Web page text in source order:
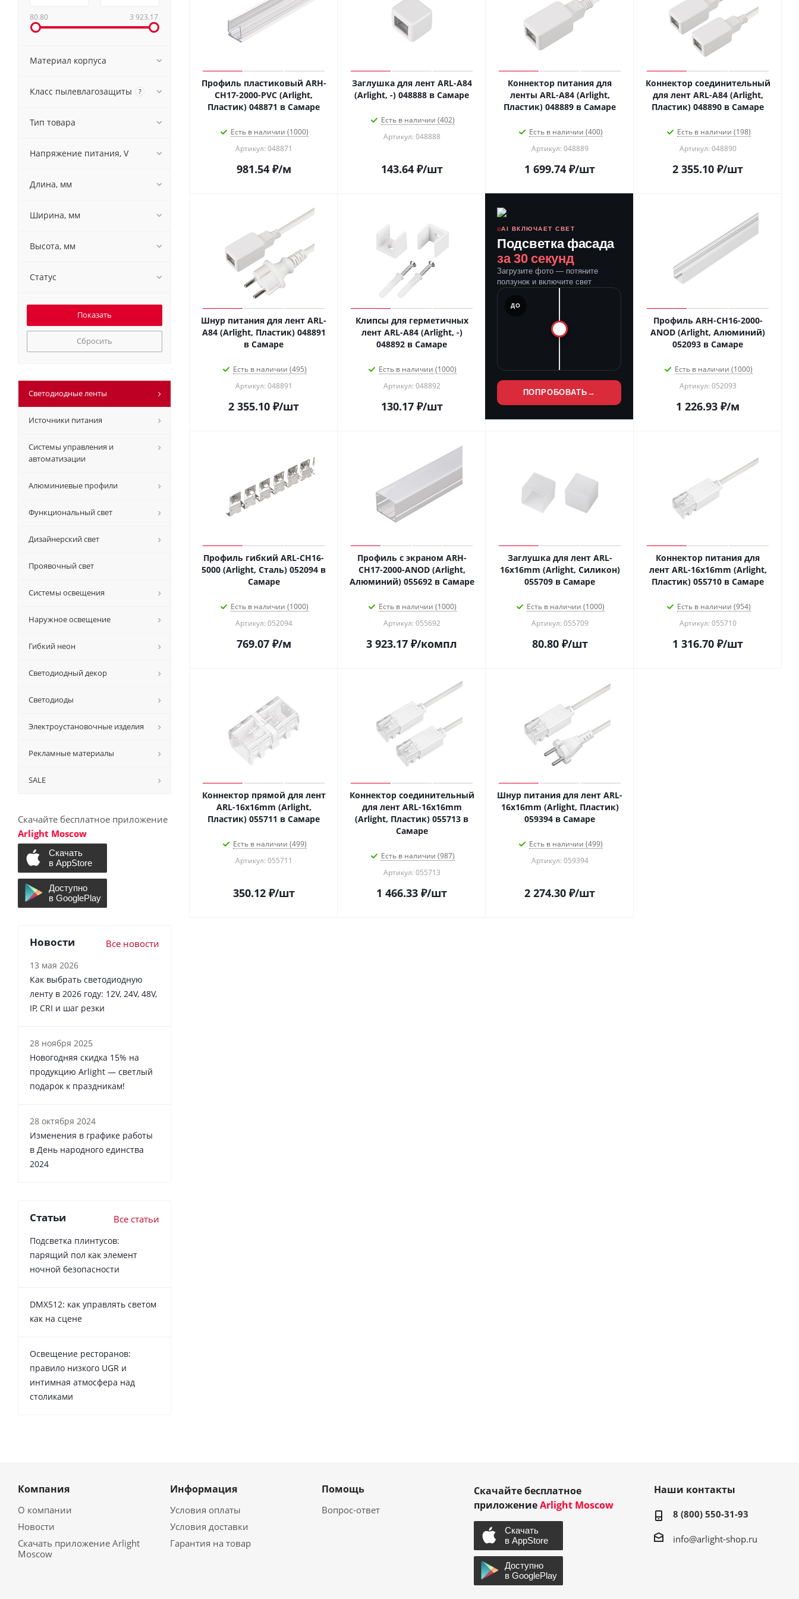
Профиль пластиковый ARH-
CH17-2000-PVC (Arlight,
Пластик) 048871 в Самаре
Есть в наличии (1000)
Артикул: 048871
981.54₽/м
Заглушка для лент ARL-A84
(Arlight, -) 048888 в Самаре
Есть в наличии (402)
Артикул: 048888
143.64₽/шт
Коннектор питания для
ленты ARL-A84 (Arlight,
Пластик) 048889 в Самаре
Есть в наличии (400)
Артикул: 048889
1 699.74 ₽/шт
Коннектор соединительный
для лент ARL-A84 (Arlight,
Пластик) 048890 в Самаре
Есть в наличии (198)
Артикул: 048890
2 355.10 ₽/шт
Шнур питания для лент ARL-
A84 (Arlight, Пластик) 048891
в Самаре
Есть в наличии (495)
Артикул: 048891
2 355.10 ₽/шт
Клипсы для герметичных
лент ARL-A84 (Arlight, -)
048892 в Самаре
Есть в наличии (1000)
Артикул: 048892
130.17₽/шт
AI ВКЛЮЧАЕТ СВЕТ
Подсветка фасада
за 30 секунд
Загрузите фото — потяните
ползунок и включите свет
ДО
ПОПРОБОВАТЬ →
Профиль ARH-CH16-2000-
ANOD (Arlight, Алюминий)
052093 в Самаре
Есть в наличии (1000)
Артикул: 052093
1 226.93 ₽/м
Профиль гибкий ARL-CH16-
5000 (Arlight, Сталь) 052094 в
Самаре
Есть в наличии (1000)
Артикул: 052094
769.07₽/м
Профиль с экраном ARH-
CH17-2000-ANOD (Arlight,
Алюминий) 055692 в Самаре
Есть в наличии (1000)
Артикул: 055692
3 923.17 ₽/компл
Заглушка для лент ARL-
16x16mm (Arlight, Силикон)
055709 в Самаре
Есть в наличии (1000)
Артикул: 055709
80.80₽/шт
Коннектор питания для
лент ARL-16x16mm (Arlight,
Пластик) 055710 в Самаре
Есть в наличии (954)
Артикул: 055710
1 316.70 ₽/шт
Коннектор прямой для лент
ARL-16x16mm (Arlight,
Пластик) 055711 в Самаре
Есть в наличии (499)
Артикул: 055711
350.12₽/шт
Коннектор соединительный
для лент ARL-16x16mm
(Arlight, Пластик) 055713 в
Самаре
Есть в наличии (987)
Артикул: 055713
1 466.33 ₽/шт
Шнур питания для лент ARL-
16x16mm (Arlight, Пластик)
059394 в Самаре
Есть в наличии (499)
Артикул: 059394
2 274.30 ₽/шт
80.80 3 923.17
Материал корпуса
Класс пылевлагозащиты ?
Тип товара
Напряжение питания, V
Длина, мм
Ширина, мм
Высота, мм
Статус
Сбросить
Светодиодные ленты
Источники питания
Системы управления и
автоматизации
Алюминиевые профили
Функциональный свет
Дизайнерский свет
Проявочный свет
Системы освещения
Наружное освещение
Гибкий неон
Светодиодный декор
Светодиоды
Электроустановочные изделия
Рекламные материалы
SALE
Скачайте бесплатное приложение
Arlight Moscow
Новости Все новости
13 мая 2026
Как выбрать светодиодную
ленту в 2026 году: 12V, 24V, 48V,
IP, CRI и шаг резки
28 ноября 2025
Новогодняя скидка 15% на
продукцию Arlight — светлый
подарок к праздникам!
28 октября 2024
Изменения в графике работы
в День народного единства
2024
Статьи Все статьи
Подсветка плинтусов:
парящий пол как элемент
ночной безопасности
DMX512: как управлять светом
как на сцене
Освещение ресторанов:
правило низкого UGR и
интимная атмосфера над
столиками
Компания
О компании
Новости
Скачать приложение Arlight
Moscow
Информация
Условия оплаты
Условия доставки
Гарантия на товар
Помощь
Вопрос-ответ
Скачайте бесплатное
приложениеArlight Moscow
Наши контакты
8 (800) 550-31-93
info@arlight-shop.ru